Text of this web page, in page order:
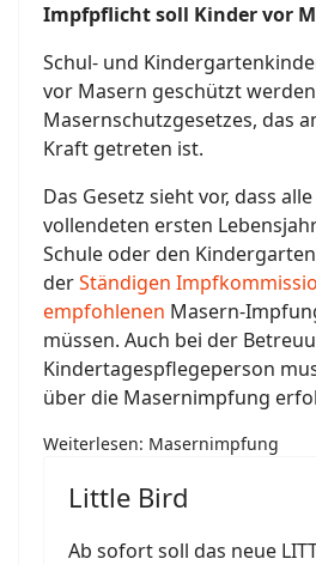
Impfpflicht soll Kinder vor
Schul- und
vor Masern geschützt
Masernschutzgesetzes, das
Kraft getreten ist.
Das Gesetz sieht vor, dass
vollendeten ersten
Schule oder den
derStändigen
empfohlenen Masern-
müssen. Auch bei der
Kindertagespflegeperson
über die Masernimpfung
Weiterlesen: Masernimpfung
Little Bird
Ab sofort soll das neue